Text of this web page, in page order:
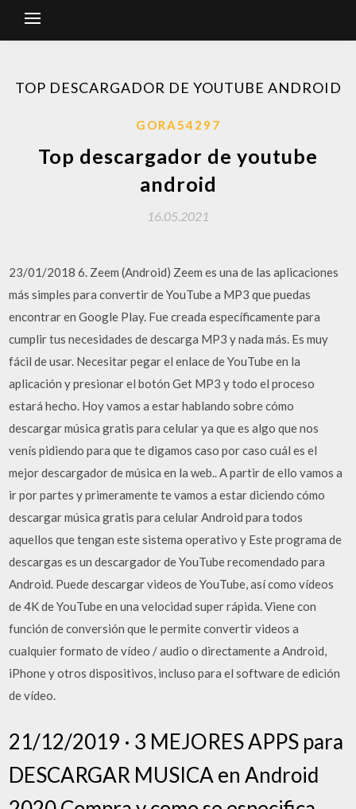
TOP DESCARGADOR DE YOUTUBE ANDROID
GORA54297
Top descargador de youtube
android
16.05.2021
23/01/2018 6. Zeem (Android) Zeem es una de las aplicaciones
más simples para convertir de YouTube a MP3 que puedas
encontrar en Google Play. Fue creada específicamente para
cumplir tus necesidades de descarga MP3 y nada más. Es muy
fácil de usar. Necesitar pegar el enlace de YouTube en la
aplicación y presionar el botón Get MP3 y todo el proceso
estará hecho. Hoy vamos a estar hablando sobre cómo
descargar música gratis para celular ya que es algo que nos
venís pidiendo para que te digamos caso por caso cuál es el
mejor descargador de música en la web.. A partir de ello vamos a
ir por partes y primeramente te vamos a estar diciendo cómo
descargar música gratis para celular Android para todos
aquellos que tengan este sistema operativo y Este programa de
descargas es un descargador de YouTube recomendado para
Android. Puede descargar videos de YouTube, así como vídeos
de 4K de YouTube en una velocidad super rápida. Viene con
función de conversión que le permite convertir videos a
cualquier formato de vídeo / audio o directamente a Android,
iPhone y otros dispositivos, incluso para el software de edición
de vídeo.
21/12/2019 · 3 MEJORES APPS para
DESCARGAR MUSICA en Android